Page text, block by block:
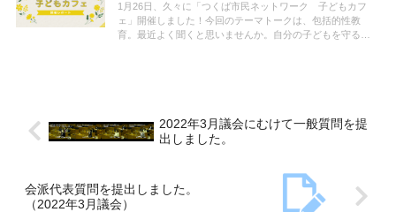
1月26日、久々に「つくば市民ネットワーク 子どもカフ
ェ」開催しました！今回のテーマトークは、包括的性教
育。最近よく聞くと思いませんか。自分の子どもを守るに
2022年3月議会にむけて一般質問を提
出しました。
会派代表質問を提出しました。
（2022年3月議会）